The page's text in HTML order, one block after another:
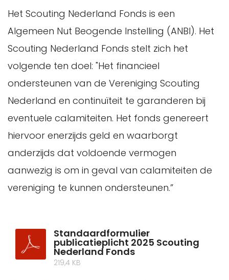
Het Scouting Nederland Fonds is een
Algemeen Nut Beogende Instelling (ANBI). Het
Scouting Nederland Fonds stelt zich het
volgende ten doel: "Het financieel
ondersteunen van de Vereniging Scouting
Nederland en continuïteit te garanderen bij
eventuele calamiteiten. Het fonds genereert
hiervoor enerzijds geld en waarborgt
anderzijds dat voldoende vermogen
aanwezig is om in geval van calamiteiten de
vereniging te kunnen ondersteunen.”
Standaardformulier
publicatieplicht 2025 Scouting
Nederland Fonds
219,4 KB